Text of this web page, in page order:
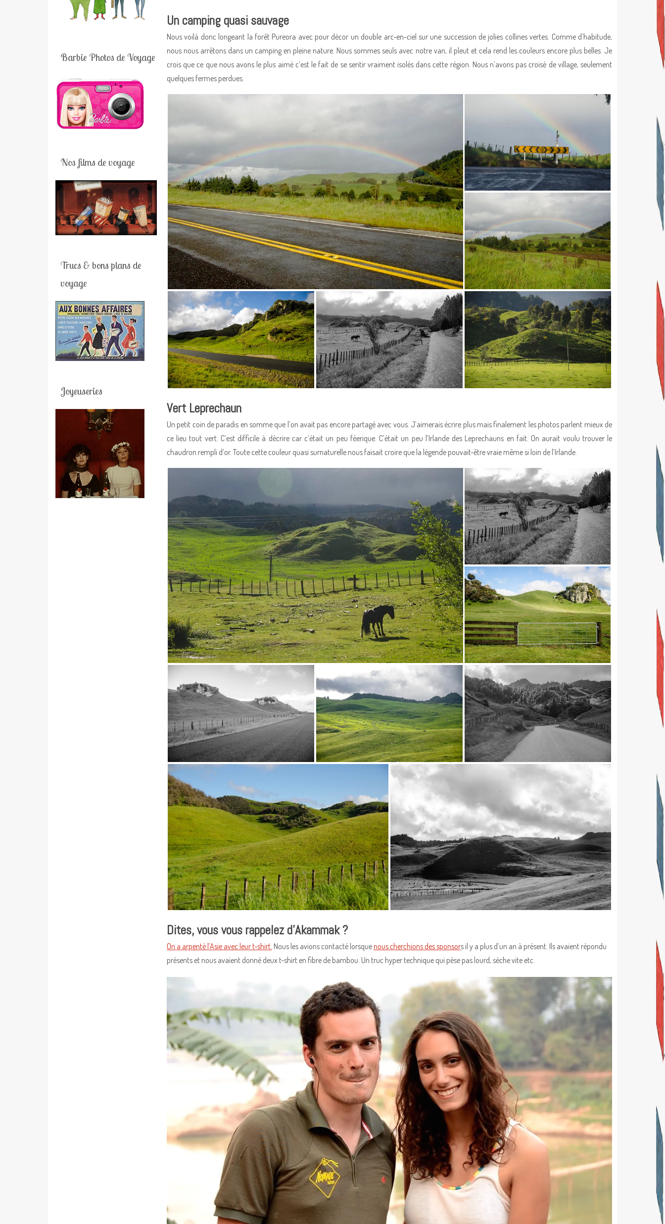
Un camping quasi sauvage
Nous voilà donc longeant la forêt Pureora avec pour décor un double arc-en-ciel sur une succession de jolies collines vertes. Comme d’habitude,
nous nous arrêtons dans un camping en pleine nature. Nous sommes seuls avec notre van, il pleut et cela rend les couleurs encore plus belles. Je
crois que ce que nous avons le plus aimé c’est le fait de se sentir vraiment isolés dans cette région. Nous n’avons pas croisé de village, seulement
quelques fermes perdues.
Vert Leprechaun
Un petit coin de paradis en somme que l’on avait pas encore partagé avec vous. J’aimerais écrire plus mais finalement les photos parlent mieux de
ce lieu tout vert. C’est difficile à décrire car c’était un peu féerique. C’était un peu l’Irlande des Leprechauns en fait. On aurait voulu trouver le
chaudron rempli d’or. Toute cette couleur quasi surnaturelle nous faisait croire que la légende pouvait-être vraie même si loin de l’Irlande.
Dites, vous vous rappelez d’Akammak ?
On a arpenté l’Asie avec leur t-shirt. Nous les avions contacté lorsquenous cherchions des sponsors il y a plus d’un an à présent. Ils avaient répondu
présents et nous avaient donné deux t-shirt en fibre de bambou. Un truc hyper technique qui pèse pas lourd, sèche vite etc.
Barbie Photos de Voyage
Nos films de voyage
Trucs & bons plans de
voyage
Joyeuseries